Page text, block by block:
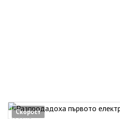
Скорост